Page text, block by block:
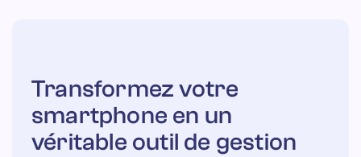
Transformez votre
smartphone en un
véritable outil de gestion